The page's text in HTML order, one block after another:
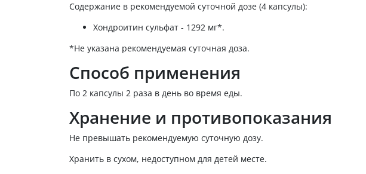
Содержание в рекомендуемой суточной дозе (4 капсулы):
Хондроитин сульфат - 1292 мг*.
*Не указана рекомендуемая суточная доза.
Способ применения
По 2 капсулы 2 раза в день во время еды.
Хранение и противопоказания
Не превышать рекомендуемую суточную дозу.
Хранить в сухом, недоступном для детей месте.